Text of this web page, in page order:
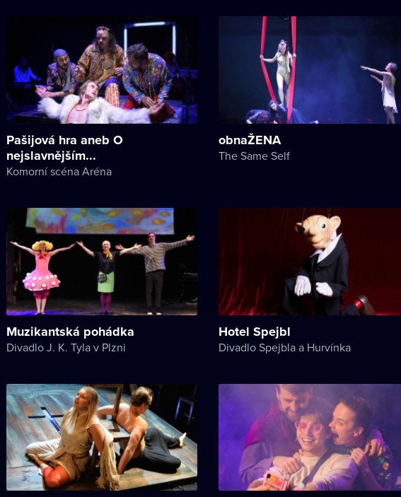
Pašijová hra aneb O
nejslavnějším...
Komorní scéna Aréna
obnaŽENA
The Same Self
Muzikantská pohádka
Divadlo J. K. Tyla v Plzni
Hotel Spejbl
Divadlo Spejbla a Hurvínka